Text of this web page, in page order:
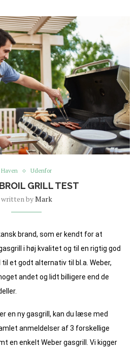
Haven Udenfor
GRILL TEST
written byMark
brand, som er kendt for at
i høj kvalitet og til en rigtig god
til et godt alternativ til bl.a. Weber,
andet og lidt billigere end de
en ny gasgrill, kan du læse med
anmeldelser af 3 forskellige
en enkelt Weber gasgrill. Vi kigger